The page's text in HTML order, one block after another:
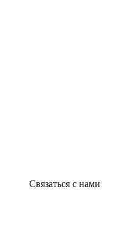
Связаться с нами